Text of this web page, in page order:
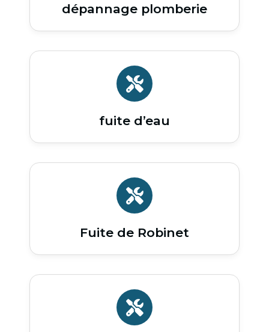
dépannage plomberie
fuite d’eau
Fuite de Robinet